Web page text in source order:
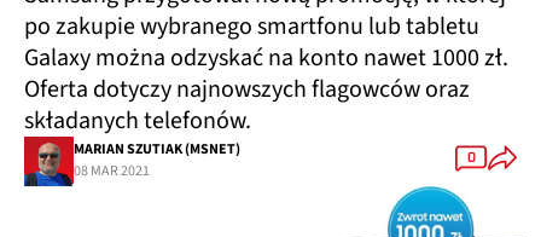
po zakupie wybranego smartfonu lub tabletu
Galaxy można odzyskać na konto nawet 1000 zł.
Oferta dotyczy najnowszych flagowców oraz
składanych telefonów.
MARIAN SZUTIAK (MSNET)
08 MAR 2021
0